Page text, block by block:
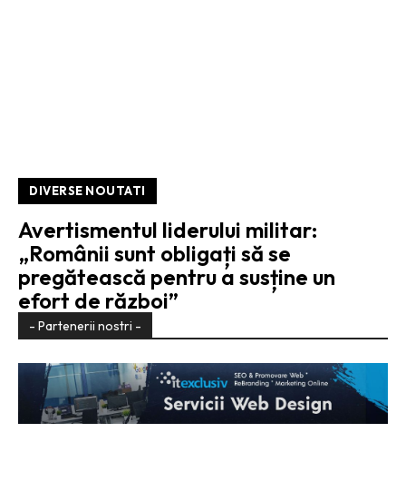
DIVERSE NOUTATI
Avertismentul liderului militar:
„Românii sunt obligați să se
pregătească pentru a susține un
efort de război”
- Partenerii nostri -